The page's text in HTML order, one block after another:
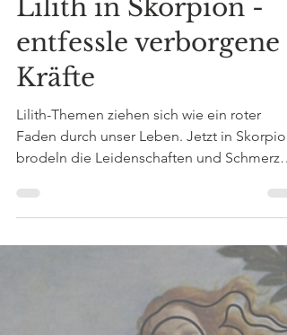
23. März 2025
Lilith in Skorpion -
entfessle verborgene
Kräfte
Lilith-Themen ziehen sich wie ein roter
Faden durch unser Leben. Jetzt in Skorpion
brodeln die Leidenschaften und Schmerz